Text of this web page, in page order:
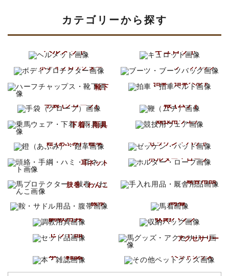
カテゴリーから探す
ヘルメット キュロット
ボディプロテクター
ブーツ
ブーツバッグ
靴下
拍車・拍車ベルト
手袋 (グローブ) 鞭 (ムチ)
下着・雨具
競技用ウェア
鐙 (あぶみ)・鐙革 ゼッケン・パッド
耳ネット
ホルター・ロープ
肢巻・わんこ
厩舎用品
腹帯
馬着
調教用具
収納バッグ
セット品
アクセサリー
本・雑誌
ペットグッズ